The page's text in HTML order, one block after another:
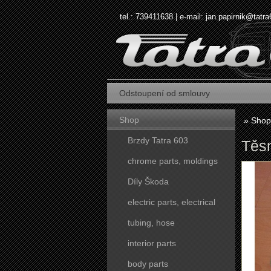
tel.: 739411638 | e-mail:
Odstoupení od smlouvy
Shop
Brzdy Tatra 603
chrome parts, moldings
Díly Škoda
electric parts, electrical
tubing, hose
interior parts
body parts
»Shop